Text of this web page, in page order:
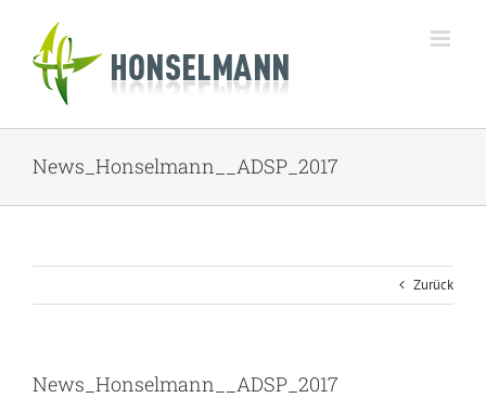
springen
News_Honselmann__ADSP_2017
Zurück
News_Honselmann__ADSP_2017